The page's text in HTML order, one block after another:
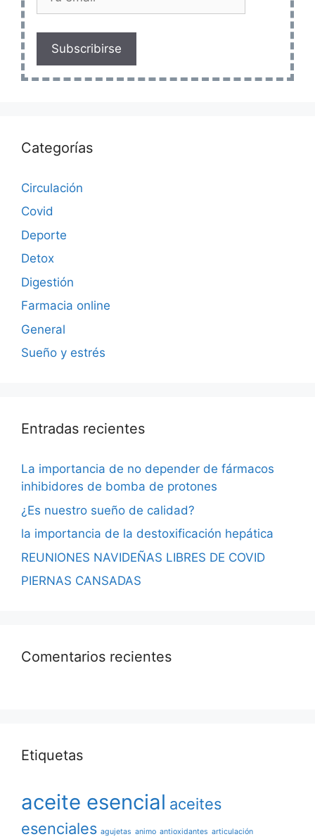
Subscribirse
Categorías
Circulación
Covid
Deporte
Detox
Digestión
Farmacia online
General
Sueño y estrés
Entradas recientes
La importancia de no depender de fármacos
inhibidores de bomba de protones
¿Es nuestro sueño de calidad?
la importancia de la destoxificación hepática
REUNIONES NAVIDEÑAS LIBRES DE COVID
PIERNAS CANSADAS
Comentarios recientes
Etiquetas
aceite esencial aceites
esenciales agujetas animo antioxidantes articulación